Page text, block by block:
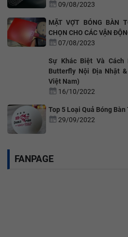
09/08/2023
MẶT VỢT BÓNG BÀN
CHỌN CHO CÁC VẬN
07/08/2023
Sự Khác Biệt Và Cách
Butterfly Nội Địa Nhật
Việt Nam)
16/10/2022
Top 5 Loại Quả Bóng
29/09/2022
FANPAGE